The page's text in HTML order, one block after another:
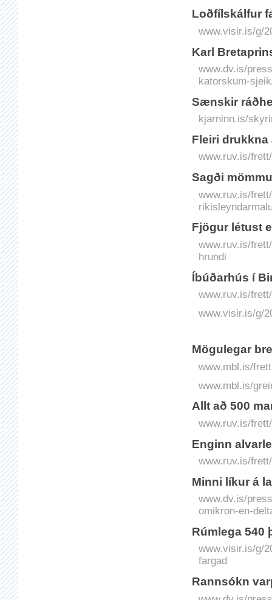
Loðfílskálfur
www.visir.is/g/
Karl
www.dv.is/
katorskum-
Sænskir
kjarninn.is/
Fleiri
www.ruv.is/
Sagði
www.ruv.is/
Fjögur létust
www.ruv.is/
hrundi
Íbúðarhús í
www.ruv.is/
www.visir.is/g/
Mögulegar
www.mbl.is/
www.mbl.is/
Allt að 500
www.ruv.is/
Enginn
www.ruv.is/
Minni líkur á
www.dv.is/
omikron-en-
Rúmlega 540
www.visir.is/g/
fargad
Rannsókn